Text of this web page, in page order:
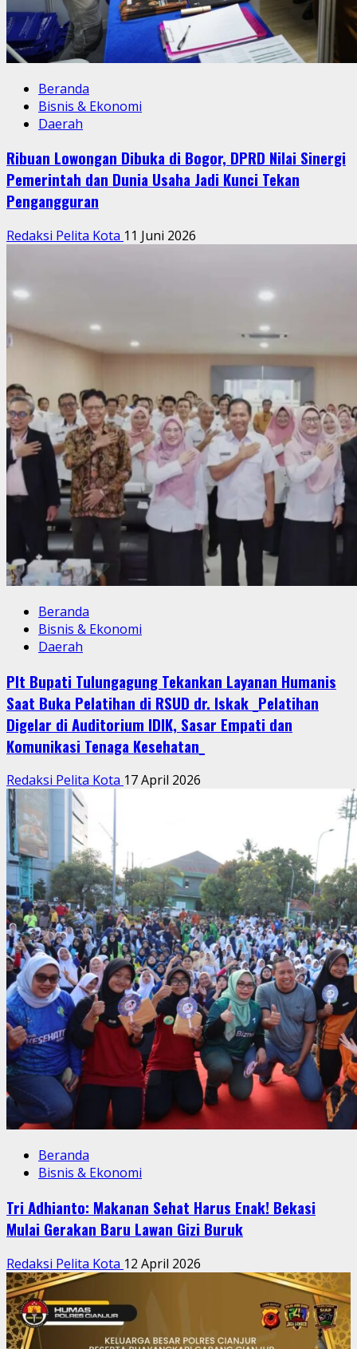
Beranda
Bisnis & Ekonomi
Daerah
Ribuan Lowongan Dibuka di Bogor, DPRD Nilai Sinergi
Pemerintah dan Dunia Usaha Jadi Kunci Tekan
Pengangguran
Redaksi Pelita Kota 11 Juni 2026
Beranda
Bisnis & Ekonomi
Daerah
Plt Bupati Tulungagung Tekankan Layanan Humanis
Saat Buka Pelatihan di RSUD dr. Iskak _Pelatihan
Digelar di Auditorium IDIK, Sasar Empati dan
Komunikasi Tenaga Kesehatan_
Redaksi Pelita Kota 17 April 2026
Beranda
Bisnis & Ekonomi
Tri Adhianto: Makanan Sehat Harus Enak! Bekasi
Mulai Gerakan Baru Lawan Gizi Buruk
Redaksi Pelita Kota 12 April 2026